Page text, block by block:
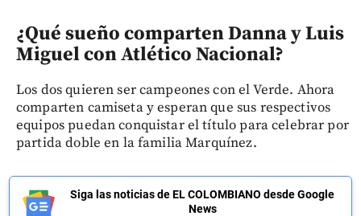
¿Qué sueño comparten Danna y Luis
Miguel con Atlético Nacional?
Los dos quieren ser campeones con el Verde. Ahora
comparten camiseta y esperan que sus respectivos
equipos puedan conquistar el título para celebrar por
partida doble en la familia Marquínez.
Siga las noticias de EL COLOMBIANO desde Google
News